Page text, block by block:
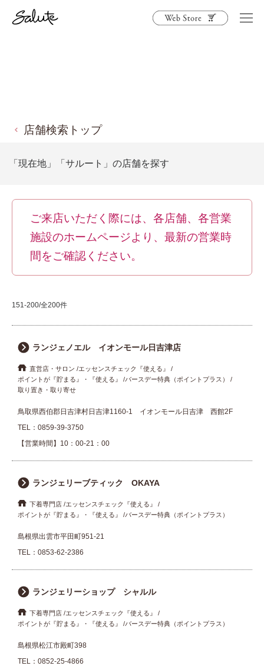
店舗検索トップ
「現在地」「サルート」の店舗を探す
ご来店いただく際には、各店舗、各営業
施設のホームページより、最新の営業時
間をご確認ください。
151-200/全200件
ランジェノエル イオンモール日吉津店
直営店・サロン
エッセンスチェック『使える』
ポイントが『貯まる』・『使える』
バースデー特典（ポイントプラス）
取り置き・取り寄せ
鳥取県西伯郡日吉津村日吉津1160-1 イオンモール日吉津 西館2F
TEL： 0859-39-3750
【営業時間】10：00-21：00
ランジェリーブティック OKAYA
下着専門店 エッセンスチェック『使える』
ポイントが『貯まる』・『使える』
バースデー特典（ポイントプラス）
島根県出雲市平田町951-21
TEL： 0853-62-2386
ランジェリーショップ シャルル
下着専門店 エッセンスチェック『使える』
ポイントが『貯まる』・『使える』
バースデー特典（ポイントプラス）
島根県松江市殿町398
TEL： 0852-25-4866